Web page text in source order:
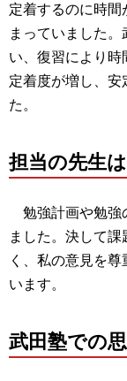
定着するのに時間
まっていました
い、復習により時
定着度が増し、安
た。
担当の先生
勉強計画や勉強
ました。決して
く、私の意見を
います。
武田塾での